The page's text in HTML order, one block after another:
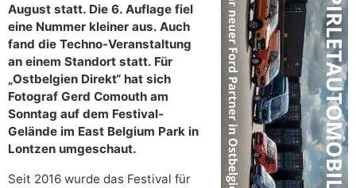
August statt. Die 6. Auflage fiel
eine Nummer kleiner aus. Auch
fand die Techno-Veranstaltung
an einem Standort statt. Für
„Ostbelgien Direkt“ hat sich
Fotograf Gerd Comouth am
Sonntag auf dem Festival-
Gelände im East Belgium Park in
Lontzen umgeschaut.
Seit 2016 wurde das Festival für